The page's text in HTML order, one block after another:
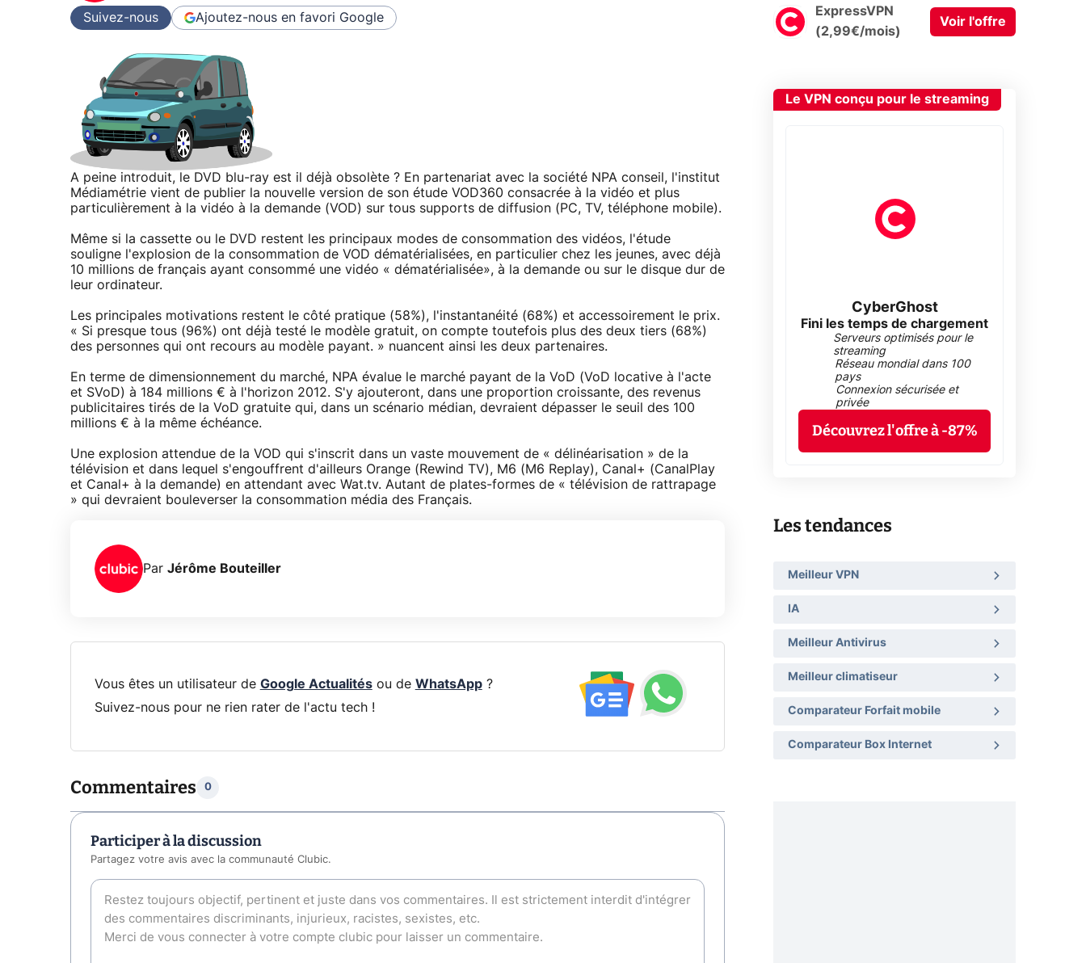
Suivez-nous Ajoutez-nous en favori Google
A peine introduit, le DVD blu-ray est il déjà obsolète ? En partenariat avec la société NPA conseil, l'institut
Médiamétrie vient de publier la nouvelle version de son étude VOD360 consacrée à la vidéo et plus
particulièrement à la vidéo à la demande (VOD) sur tous supports de diffusion (PC, TV, téléphone mobile).
Même si la cassette ou le DVD restent les principaux modes de consommation des vidéos, l'étude
souligne l'explosion de la consommation de VOD dématérialisées, en particulier chez les jeunes, avec déjà
10 millions de français ayant consommé une vidéo « dématérialisée», à la demande ou sur le disque dur de
leur ordinateur.
Les principales motivations restent le côté pratique (58%), l'instantanéité (68%) et accessoirement le prix.
« Si presque tous (96%) ont déjà testé le modèle gratuit, on compte toutefois plus des deux tiers (68%)
des personnes qui ont recours au modèle payant. » nuancent ainsi les deux partenaires.
En terme de dimensionnement du marché, NPA évalue le marché payant de la VoD (VoD locative à l'acte
et SVoD) à 184 millions € à l'horizon 2012. S'y ajouteront, dans une proportion croissante, des revenus
publicitaires tirés de la VoD gratuite qui, dans un scénario médian, devraient dépasser le seuil des 100
millions € à la même échéance.
Une explosion attendue de la VOD qui s'inscrit dans un vaste mouvement de « délinéarisation » de la
télévision et dans lequel s'engouffrent d'ailleurs Orange (Rewind TV), M6 (M6 Replay), Canal+ (CanalPlay
et Canal+ à la demande) en attendant avec Wat.tv. Autant de plates-formes de « télévision de rattrapage
» qui devraient bouleverser la consommation média des Français.
Par Jérôme Bouteiller
Vous êtes un utilisateur de Google Actualitésou de WhatsApp?
Suivez-nous pour ne rien rater de l'actu tech !
Commentaires 0
Participer à la discussion
Partagez votre avis avec la communauté Clubic.
ExpressVPN
(2,99€/mois)
Voir l'offre
Le VPN conçu pour le streaming
CyberGhost
Fini les temps de chargement
Serveurs optimisés pour le
streaming
Réseau mondial dans 100
pays
Connexion sécurisée et
privée
Découvrez l'offre à -87%
Les tendances
Meilleur VPN
IA
Meilleur Antivirus
Meilleur climatiseur
Comparateur Forfait mobile
Comparateur Box Internet